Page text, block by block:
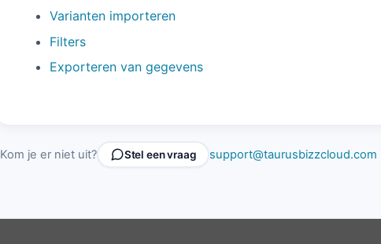
Varianten importeren
Filters
Exporteren van gegevens
Kom je er niet uit? Stel een vraag support@taurusbizzcloud.com